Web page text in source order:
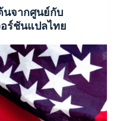
นจากศูนย์กับ
ร์ชันแปลไทย